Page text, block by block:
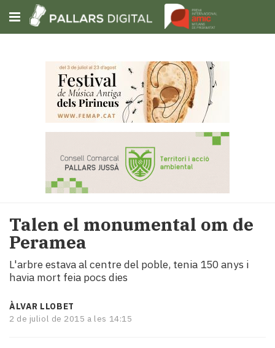
Subscriu-t'hi
Portada
Societat
Política
i
Economia
i
Cultura
Esports
Talen el monumental om de
Peramea
L'arbre estava al centre del poble, tenia 150 anys i
havia mort feia pocs dies
ÀLVAR LLOBET
2 de juliol de 2015 a les 14:15